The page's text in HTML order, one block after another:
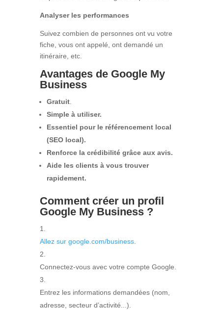
Analyser les performances
Suivez combien de personnes ont vu votre
fiche, vous ont appelé, ont demandé un
itinéraire, etc.
Avantages de Google My
Business
Gratuit.
Simple à utiliser.
Essentiel pour le référencement local
(SEO local).
Renforce la crédibilité grâce aux avis.
Aide les clients à vous trouver
rapidement.
Comment créer un profil
Google My Business ?
Allez sur google.com/business.
Connectez-vous avec votre compte Google.
Entrez les informations demandées (nom,
adresse, secteur d’activité...).